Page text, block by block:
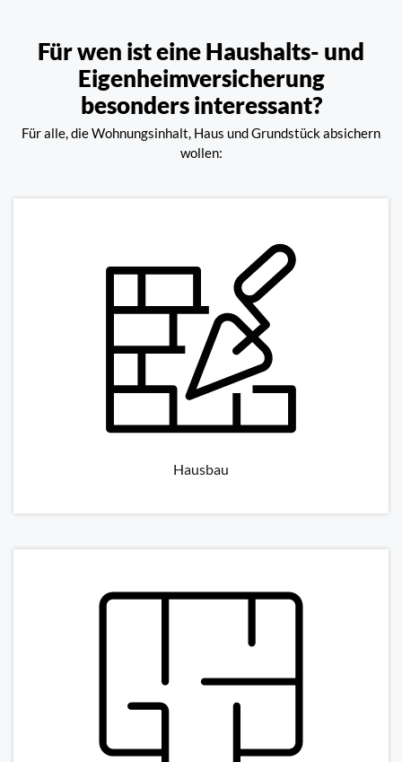
Für wen ist eine Haushalts- und
Eigenheimversicherung
besonders interessant?
Für alle, die Wohnungsinhalt, Haus und Grundstück absichern
wollen:
Hausbau